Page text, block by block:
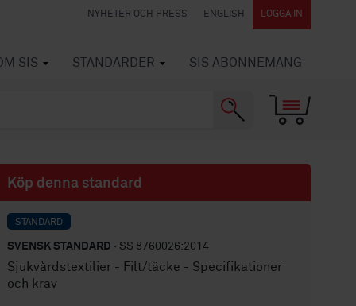
NYHETER OCH PRESS ENGLISH LOGGA IN
SIS STANDARDER SIS ABONNEMANG
Köp denna standard
STANDARD
SVENSK STANDARD · SS 8760026:2014
Sjukvårdstextilier - Filt/täcke - Specifikationer
och krav